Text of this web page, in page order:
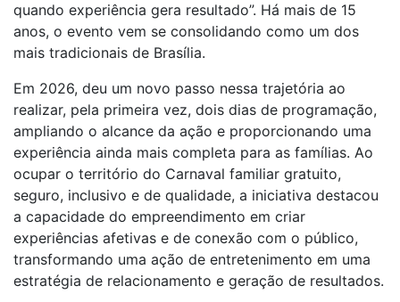
quando experiência gera resultado”. Há mais de 15
anos, o evento vem se consolidando como um dos
mais tradicionais de Brasília.
Em 2026, deu um novo passo nessa trajetória ao
realizar, pela primeira vez, dois dias de programação,
ampliando o alcance da ação e proporcionando uma
experiência ainda mais completa para as famílias. Ao
ocupar o território do Carnaval familiar gratuito,
seguro, inclusivo e de qualidade, a iniciativa destacou
a capacidade do empreendimento em criar
experiências afetivas e de conexão com o público,
transformando uma ação de entretenimento em uma
estratégia de relacionamento e geração de resultados.